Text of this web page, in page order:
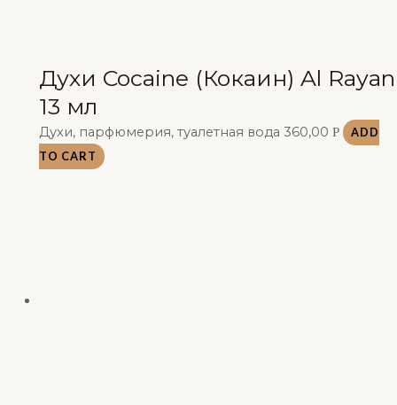
Духи Cocaine (Кокаин) Al Rayan
13 мл
Духи, парфюмерия, туалетная вода 360,00 Р
ADD
TO CART